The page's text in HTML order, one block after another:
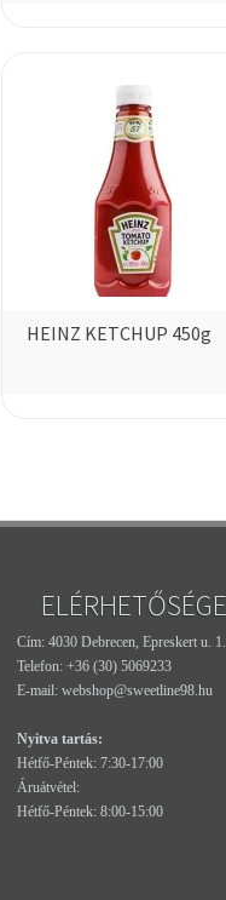
HEINZ KETCHUP 450g
Cím: 4030 Debrecen, Epreskert u. 1.
Telefon: +36 (30) 5069233
E-mail: webshop@sweetline98.hu
Nyitva tartás:
Hétfő-Péntek: 7:30-17:00
Áruátvétel:
Hétfő-Péntek: 8:00-15:00